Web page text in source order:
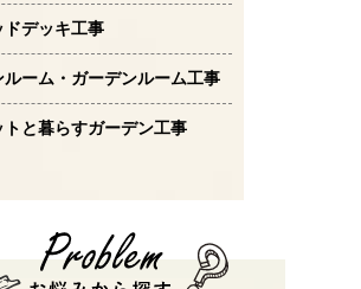
ドデッキ工事
ルーム・ガーデンルーム工事
トと暮らすガーデン工事